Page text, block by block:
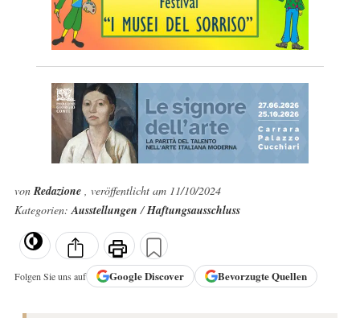
vonRedazione , veröffentlicht am 11/10/2024
Kategorien:Ausstellungen/Haftungsausschluss
Folgen Sie uns auf GoogleDiscover Bevorzugte Quellen